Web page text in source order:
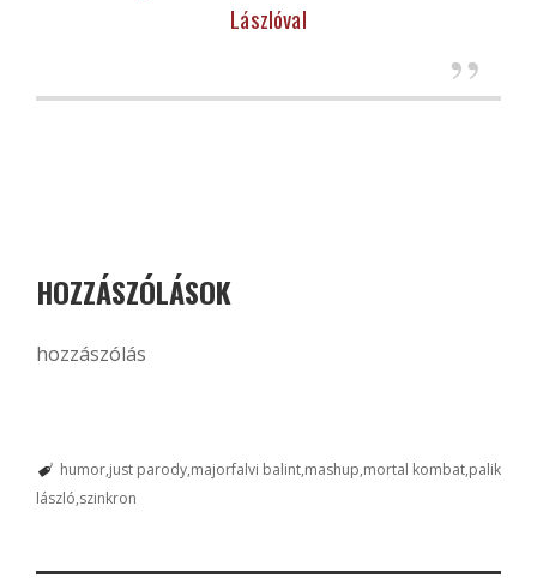
Lászlóval
HOZZÁSZÓLÁSOK
hozzászólás
humor just parody majorfalvi balint mashup mortal kombat palik
lászló szinkron